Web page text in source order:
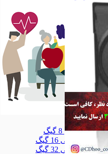
قلم قرآنی 8 گیگ
قلم قرآنی 16 گیگ
قلم قرآنی 32 گیگ